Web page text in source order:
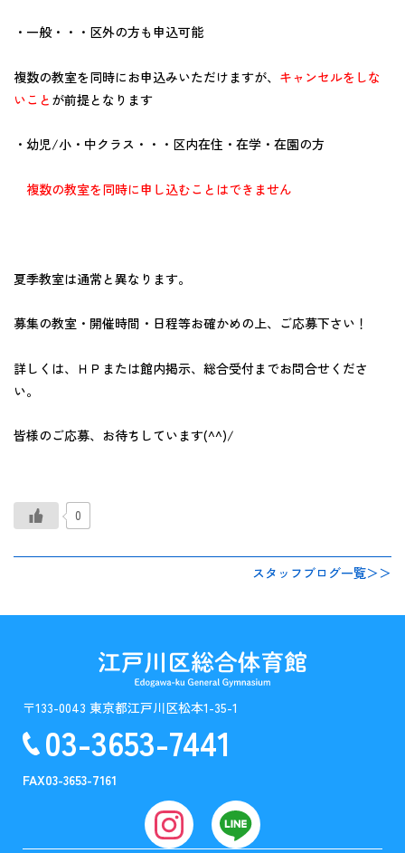
・一般・・・区外の方も申込可能
複数の教室を同時にお申込みいただけますが、 キャンセルをしな
いこと が前提となります
・幼児/小・中クラス・・・区内在住・在学・在園の方
複数の教室を同時に申し込むことはできません
夏季教室は通常と異なります。
募集の教室・開催時間・日程等お確かめの上、ご応募下さい！
詳しくは、ＨＰまたは館内掲示、総合受付までお問合せくださ
い。
皆様のご応募、お待ちしています(^^)/
0
スタッフブログ一覧＞＞
〒133-0043 東京都江戸川区松本1-35-1
03-3653-7441
FAX03-3653-7161